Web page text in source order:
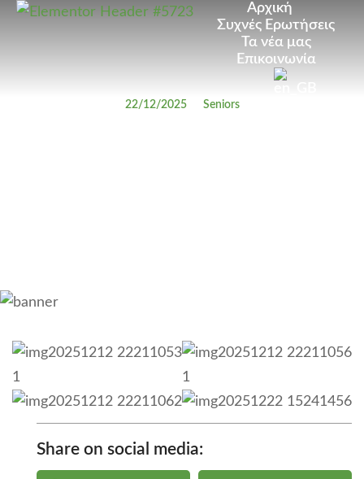
Αρχική
Συχνές Ερωτήσεις
Τα νέα μας
Επικοινωνία
22/12/2025 Seniors
Share on social media: